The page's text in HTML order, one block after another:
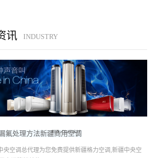
讯 INDUSTRY
氟处理方法新疆商用空调
央空调总代理为您免费提供新疆格力空调,新疆中央空